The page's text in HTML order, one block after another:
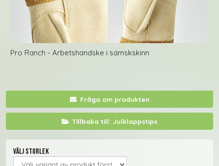
Pro Ranch - Arbetshandske i sämskskinn
Fråga om produkten
Tillbaka till: Julklappstips
Välj storlek